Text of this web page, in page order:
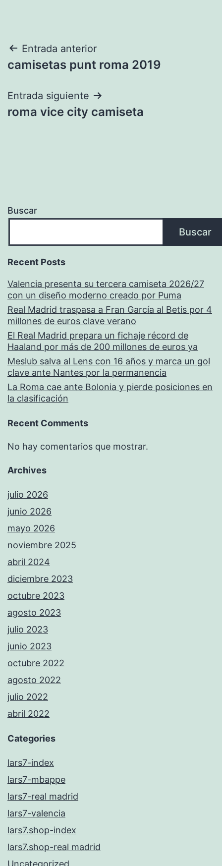
Navegación
de
entradas
Entrada anterior
camisetas punt roma 2019
Entrada siguiente
roma vice city camiseta
Buscar
Buscar
Recent Posts
Valencia presenta su tercera camiseta 2026/27
con un diseño moderno creado por Puma
Real Madrid traspasa a Fran García al Betis por 4
millones de euros clave verano
El Real Madrid prepara un fichaje récord de
Haaland por más de 200 millones de euros ya
Meslub salva al Lens con 16 años y marca un gol
clave ante Nantes por la permanencia
La Roma cae ante Bolonia y pierde posiciones en
la clasificación
Recent Comments
No hay comentarios que mostrar.
Archives
julio 2026
junio 2026
mayo 2026
noviembre 2025
abril 2024
diciembre 2023
octubre 2023
agosto 2023
julio 2023
junio 2023
octubre 2022
agosto 2022
julio 2022
abril 2022
Categories
lars7-index
lars7-mbappe
lars7-real madrid
lars7-valencia
lars7.shop-index
lars7.shop-real madrid
Uncategorized